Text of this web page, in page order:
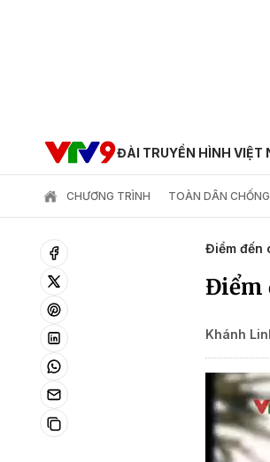
ĐÀI TRUYỀN HÌNH VIỆT
CHƯƠNG TRÌNH TOÀN DÂN
Điểm đến
Điểm
Khánh